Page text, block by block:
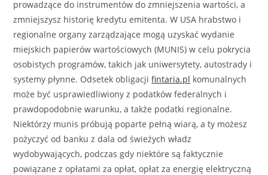
prowadzące do instrumentów do zmniejszenia wartości, a
zmniejszysz historię kredytu emitenta. W USA hrabstwo i
regionalne organy zarządzające mogą uzyskać wydanie
miejskich papierów wartościowych (MUNIS) w celu pokrycia
osobistych programów, takich jak uniwersytety, autostrady i
systemy płynne. Odsetek obligacjifintaria.pl komunalnych
może być usprawiedliwiony z podatków federalnych i
prawdopodobnie warunku, a także podatki regionalne.
Niektórzy munis próbują poparte pełną wiarą, a ty możesz
pożyczyć od banku z dala od świeżych władz
wydobywających, podczas gdy niektóre są faktycznie
powiązane z opłatami za opłat, opłat za energię elektryczną